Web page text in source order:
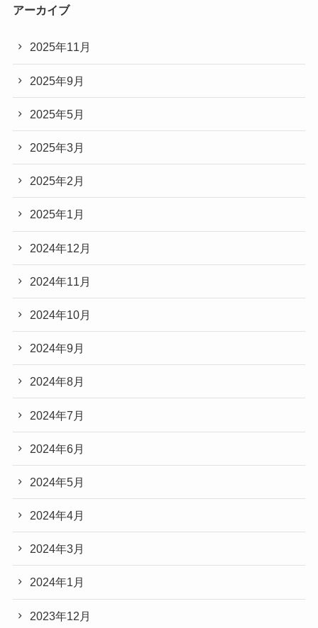
アーカイブ
2025年11月
2025年9月
2025年5月
2025年3月
2025年2月
2025年1月
2024年12月
2024年11月
2024年10月
2024年9月
2024年8月
2024年7月
2024年6月
2024年5月
2024年4月
2024年3月
2024年1月
2023年12月